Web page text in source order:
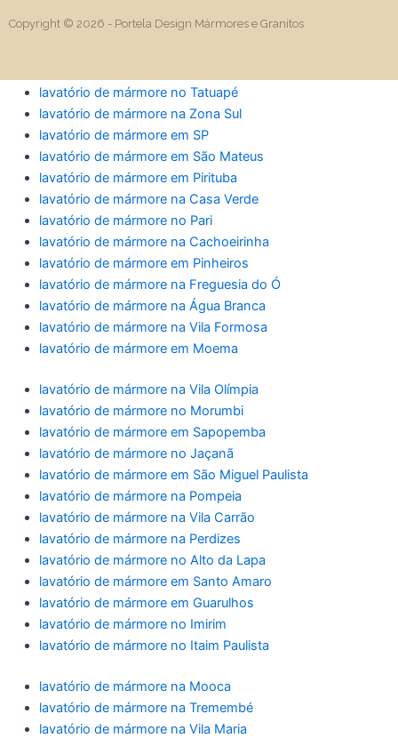
Copyright © 2026 - Portela Design Mármores e Granitos
lavatório de mármore no Tatuapé
lavatório de mármore na Zona Sul
lavatório de mármore em SP
lavatório de mármore em São Mateus
lavatório de mármore em Pirituba
lavatório de mármore na Casa Verde
lavatório de mármore no Pari
lavatório de mármore na Cachoeirinha
lavatório de mármore em Pinheiros
lavatório de mármore na Freguesia do Ó
lavatório de mármore na Água Branca
lavatório de mármore na Vila Formosa
lavatório de mármore em Moema
lavatório de mármore na Vila Olímpia
lavatório de mármore no Morumbi
lavatório de mármore em Sapopemba
lavatório de mármore no Jaçanã
lavatório de mármore em São Miguel Paulista
lavatório de mármore na Pompeia
lavatório de mármore na Vila Carrão
lavatório de mármore na Perdizes
lavatório de mármore no Alto da Lapa
lavatório de mármore em Santo Amaro
lavatório de mármore em Guarulhos
lavatório de mármore no Imirim
lavatório de mármore no Itaim Paulista
lavatório de mármore na Mooca
lavatório de mármore na Tremembé
lavatório de mármore na Vila Maria